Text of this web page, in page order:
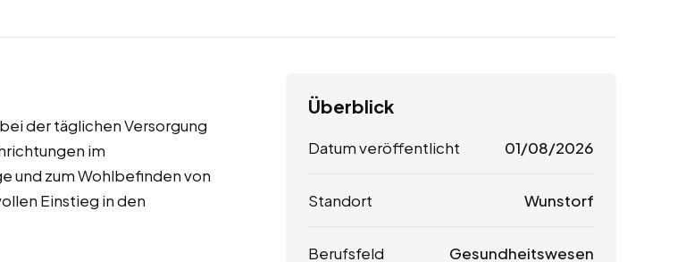
der täglichen Versorgung
im
und zum Wohlbefinden von
Einstieg in den
Überblick
Datum veröffentlicht 01/08/2026
Standort Wunstorf
Berufsfeld Gesundheitswesen